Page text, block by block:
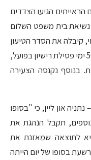
הגיעו הצדדים
נשיאת בית משפט השלום
קיבלה את הסדר הטיעון
שנעשה בין הצדדים ודנה את הצעירה ל-50 ימי פסילת רישיון בפועל,
מנהלית. בנוסף נקנסה הצעירה
און ליין, כי "בסופו
20 ימי פסילה נוספים, תקבל הנהגת את
לתוצאה שמאזנת את
בסופו של יום הייתה